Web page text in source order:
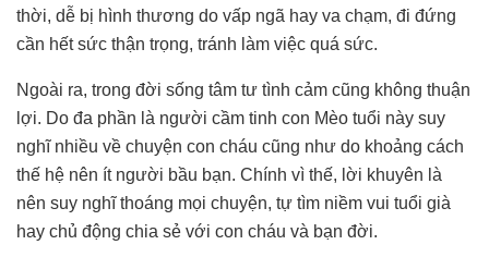
thời, dễ bị hình thương do vấp ngã hay va chạm, đi đứng
cần hết sức thận trọng, tránh làm việc quá sức.
Ngoài ra, trong đời sống tâm tư tình cảm cũng không thuận
lợi. Do đa phần là người cầm tinh con Mèo tuổi này suy
nghĩ nhiều về chuyện con cháu cũng như do khoảng cách
thế hệ nên ít người bầu bạn. Chính vì thế, lời khuyên là
nên suy nghĩ thoáng mọi chuyện, tự tìm niềm vui tuổi già
hay chủ động chia sẻ với con cháu và bạn đời.